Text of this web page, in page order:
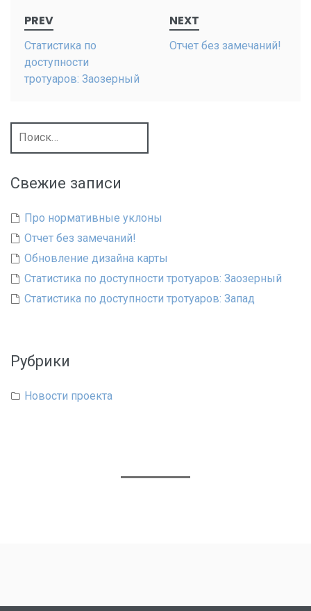
navigation
PREV
Статистика по
доступности
тротуаров: Заозерный
NEXT
Отчет без замечаний!
Найти:
Свежие записи
Про нормативные уклоны
Отчет без замечаний!
Обновление дизайна карты
Статистика по доступности тротуаров: Заозерный
Статистика по доступности тротуаров: Запад
Рубрики
Новости проекта